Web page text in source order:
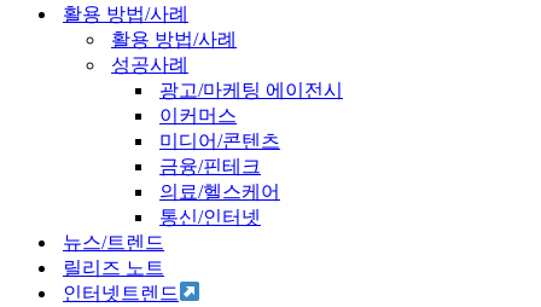
활용 방법/사례
활용 방법/사례
성공사례
광고/마케팅 에이전시
이커머스
미디어/콘텐츠
금융/핀테크
의료/헬스케어
통신/인터넷
뉴스/트렌드
릴리즈 노트
인터넷트렌드